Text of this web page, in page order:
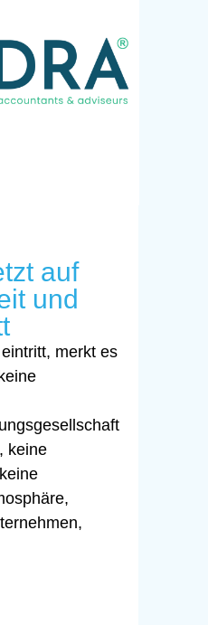
auf
und
merkt es
keine